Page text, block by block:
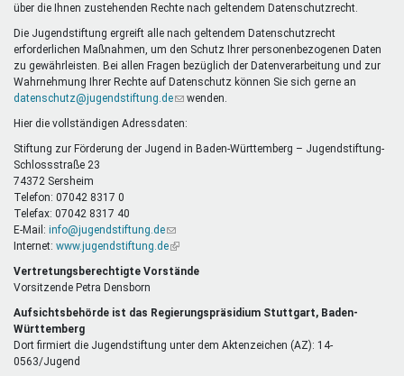
über die Ihnen zustehenden Rechte nach geltendem Datenschutzrecht.
Die Jugendstiftung ergreift alle nach geltendem Datenschutzrecht
erforderlichen Maßnahmen, um den Schutz Ihrer personenbezogenen Daten
zu gewährleisten. Bei allen Fragen bezüglich der Datenverarbeitung und zur
Wahrnehmung Ihrer Rechte auf Datenschutz können Sie sich gerne an
datenschutz@jugendstiftung.de(Link
E-
Mail)
wenden.
Hier die vollständigen Adressdaten:
Stiftung zur Förderung der Jugend in Baden-Württemberg – Jugendstiftung-
Schlossstraße 23
74372 Sersheim
Telefon: 07042 8317 0
Telefax: 07042 8317 40
E-Mail: info@jugendstiftung.de(Link
sendet
Mail)
Internet: www.jugendstiftung.de(Link
extern)
Vertretungsberechtigte Vorstände
Vorsitzende Petra Densborn
Aufsichtsbehörde ist das Regierungspräsidium Stuttgart, Baden-
Württemberg
Dort firmiert die Jugendstiftung unter dem Aktenzeichen (AZ): 14-
0563/Jugend